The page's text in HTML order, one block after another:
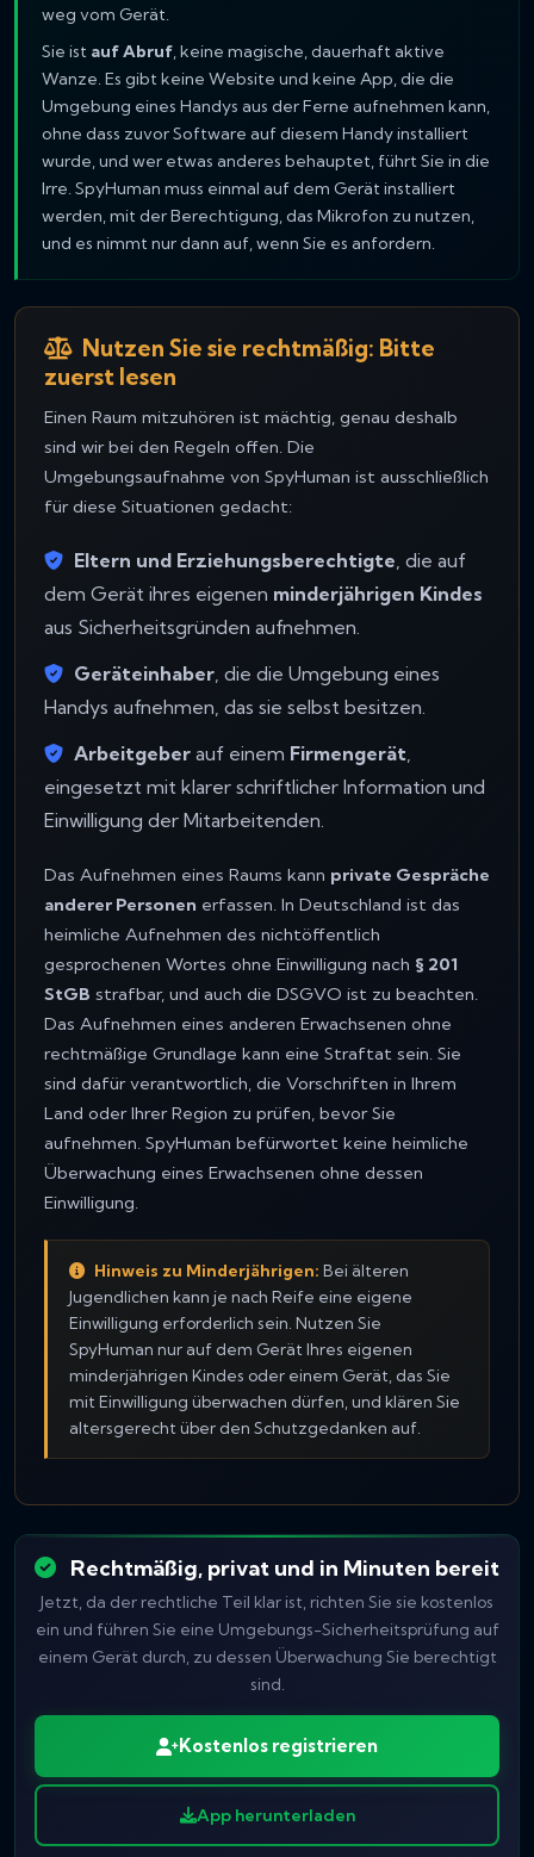
weg vom Gerät.
Sie ist auf Abruf, keine magische, dauerhaft aktive
Wanze. Es gibt keine Website und keine App, die die
Umgebung eines Handys aus der Ferne aufnehmen kann,
ohne dass zuvor Software auf diesem Handy installiert
wurde, und wer etwas anderes behauptet, führt Sie in die
Irre. SpyHuman muss einmal auf dem Gerät installiert
werden, mit der Berechtigung, das Mikrofon zu nutzen,
und es nimmt nur dann auf, wenn Sie es anfordern.
Nutzen Sie sie rechtmäßig: Bitte
zuerst lesen
Einen Raum mitzuhören ist mächtig, genau deshalb
sind wir bei den Regeln offen. Die
Umgebungsaufnahme von SpyHuman ist ausschließlich
für diese Situationen gedacht:
Eltern und Erziehungsberechtigte, die auf
dem Gerät ihres eigenen minderjährigen Kindes
aus Sicherheitsgründen aufnehmen.
Geräteinhaber, die die Umgebung eines
Handys aufnehmen, das sie selbst besitzen.
Arbeitgeber auf einem Firmengerät,
eingesetzt mit klarer schriftlicher Information und
Einwilligung der Mitarbeitenden.
Das Aufnehmen eines Raums kann private Gespräche
anderer Personen erfassen. In Deutschland ist das
heimliche Aufnehmen des nichtöffentlich
gesprochenen Wortes ohne Einwilligung nach § 201
StGB strafbar, und auch die DSGVO ist zu beachten.
Das Aufnehmen eines anderen Erwachsenen ohne
rechtmäßige Grundlage kann eine Straftat sein. Sie
sind dafür verantwortlich, die Vorschriften in Ihrem
Land oder Ihrer Region zu prüfen, bevor Sie
aufnehmen. SpyHuman befürwortet keine heimliche
Überwachung eines Erwachsenen ohne dessen
Einwilligung.
Hinweis zu Minderjährigen: Bei älteren
Jugendlichen kann je nach Reife eine eigene
Einwilligung erforderlich sein. Nutzen Sie
SpyHuman nur auf dem Gerät Ihres eigenen
minderjährigen Kindes oder einem Gerät, das Sie
mit Einwilligung überwachen dürfen, und klären Sie
altersgerecht über den Schutzgedanken auf.
Rechtmäßig, privat und in Minuten bereit
Jetzt, da der rechtliche Teil klar ist, richten Sie sie kostenlos
ein und führen Sie eine Umgebungs-Sicherheitsprüfung auf
einem Gerät durch, zu dessen Überwachung Sie berechtigt
sind.
Kostenlos registrieren
App herunterladen